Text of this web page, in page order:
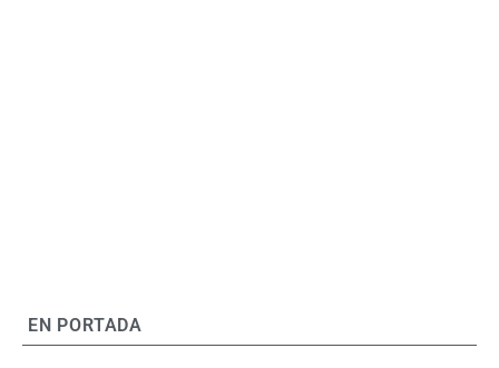
EN PORTADA